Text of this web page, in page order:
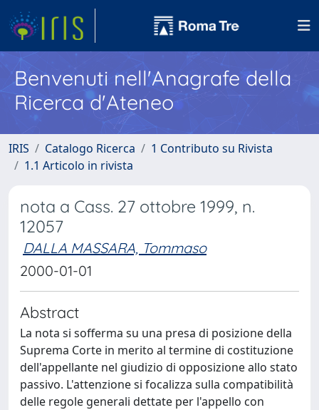
Benvenuti nell'Anagrafe della
Ricerca d'Ateneo
IRIS Catalogo Ricerca
1 Contributo su Rivista
1.1 Articolo in rivista
nota a Cass. 27 ottobre 1999, n.
12057
DALLA MASSARA, Tommaso
2000-01-01
Abstract
La nota si sofferma su una presa di posizione della
Suprema Corte in merito al termine di costituzione
dell'appellante nel giudizio di opposizione allo stato
passivo. L'attenzione si focalizza sulla compatibilità
delle regole generali dettate per l'appello con